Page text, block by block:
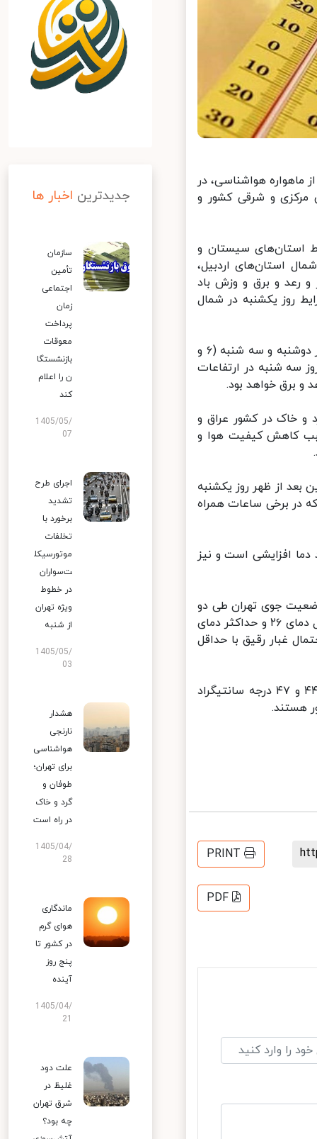
هواشناسی، در
مرکزی و شرقی کشور و
در برخی نقاط استان‌های سیستان و
استان‌های اردبیل،
رعد و برق و وزش باد
یکشنبه در شمال
به گفته ‌رئیس مرکز ملی پیش‌بینی و مدیریت بحران مخاطرات وضع هوا، روز دوشنبه و سه شنبه (۶ و
سه شنبه در ارتفاعات
برق خواهد بود.
و خاک در کشور عراق و
کاهش کیفیت هوا و
از ظهر روز یکشنبه
برخی ساعات همراه
افزایشی است و نیز
جوی تهران طی دو
روز آینده خاطرنشان کرد: آسمان تهران فردا (۴تیر) صاف و وزش باد با حداقل دمای ۲۶ و حداکثر دمای
باد و احتمال غبار رقیق با حداقل
ضیاییان در خاتمه تاکید کرد: طی امروز و فردا (۳ و ۴ تیر) اهواز با دمای ۴۴ و ۴۷ درجه سانتیگراد
PRINT
PDF
جدیدترین اخبار ها
سازمان
تأمین
اجتماعی
زمان
پرداخت
معوقات
بازنشستگا
ن را اعلام
کند
1405/05/
07
اجرای طرح
تشدید
برخورد با
تخلفات
موتورسیکل
ت‌سواران
در خطوط
ویژه تهران
از شنبه
1405/05/
03
هشدار
نارنجی
هواشناسی
برای تهران؛
طوفان و
گرد و خاک
در راه است
1405/04/
28
ماندگاری
هوای گرم
در کشور تا
پنج روز
آینده
1405/04/
علت دود
غلیظ در
شرق تهران
چه بود؟